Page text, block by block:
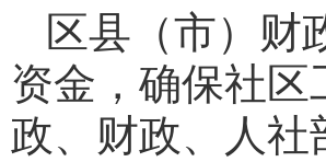
区县（市）财
资金，确保社
政、财政、人